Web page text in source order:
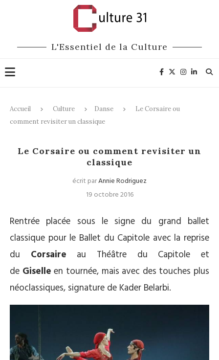
L'Essentiel de la Culture
Accueil Culture Danse
Le Corsaire ou
comment revisiter un classique
Le Corsaire ou comment revisiter un
classique
écrit parAnnie Rodriguez
19 octobre 2016
Rentrée placée sous le signe du grand ballet
classique pour le Ballet du Capitole avec la reprise
du Corsaire au Théâtre du Capitole et
de Giselle en tournée, mais avec des touches plus
néoclassiques, signature de Kader Belarbi.